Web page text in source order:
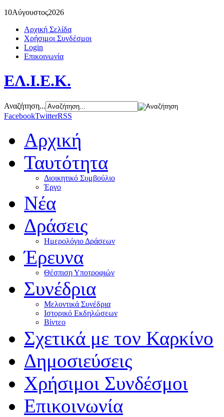
10Αύγουστος2026
Αρχική Σελίδα
Χρήσιμοι Συνδέσμοι
Login
Επικοινωνία
ΕΛ.Ι.Ε.Κ.
Αναζήτηση...
FacebookTwitterRSS
Αρχική
Ταυτότητα
Διοικητικό Συμβούλιο
Έργο
Νέα
Δράσεις
Ημερολόγιο Δράσεων
Έρευνα
Θέσπιση Υποτροφιών
Συνέδρια
Μελοντικά Συνέδρια
Ιστορικό Εκδηλώσεων
Βίντεο
Σχετικά με τον Καρκίνο
Δημοσιεύσεις
Χρήσιμοι Συνδέσμοι
Επικοινωνία